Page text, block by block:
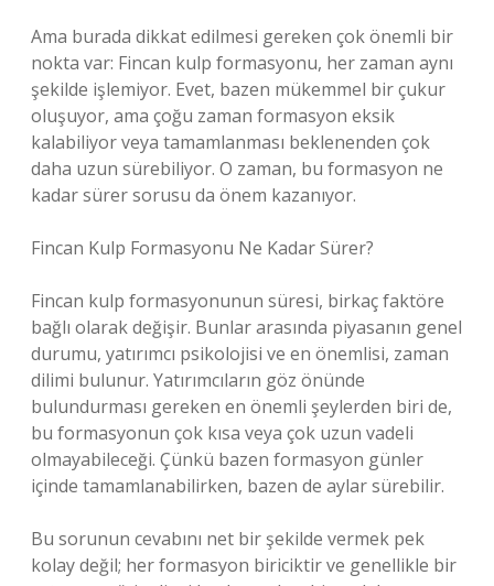
Ama burada dikkat edilmesi gereken çok önemli bir
nokta var: Fincan kulp formasyonu, her zaman aynı
şekilde işlemiyor. Evet, bazen mükemmel bir çukur
oluşuyor, ama çoğu zaman formasyon eksik
kalabiliyor veya tamamlanması beklenenden çok
daha uzun sürebiliyor. O zaman, bu formasyon ne
kadar sürer sorusu da önem kazanıyor.
Fincan Kulp Formasyonu Ne Kadar Sürer?
Fincan kulp formasyonunun süresi, birkaç faktöre
bağlı olarak değişir. Bunlar arasında piyasanın genel
durumu, yatırımcı psikolojisi ve en önemlisi, zaman
dilimi bulunur. Yatırımcıların göz önünde
bulundurması gereken en önemli şeylerden biri de,
bu formasyonun çok kısa veya çok uzun vadeli
olmayabileceği. Çünkü bazen formasyon günler
içinde tamamlanabilirken, bazen de aylar sürebilir.
Bu sorunun cevabını net bir şekilde vermek pek
kolay değil; her formasyon biriciktir ve genellikle bir